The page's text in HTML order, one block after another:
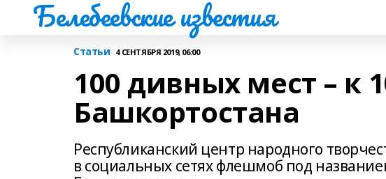
Белебеевские известия
Статьи 4 СЕНТЯБРЯ 2019, 06:00
100 дивных мест – к
Башкортостана
Республиканский центр народного
в социальных сетях флешмоб под